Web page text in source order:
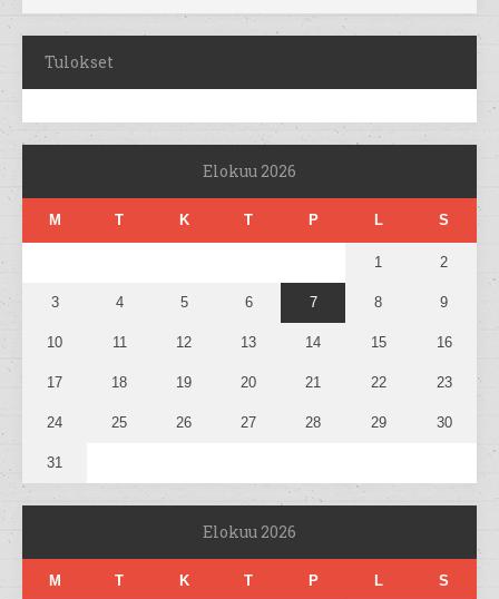
Tulokset
Elokuu 2026
M T K T P L S
1 2
3 4 5 6 7 8 9
10 11 12 13 14 15 16
17 18 19 20 21 22 23
24 25 26 27 28 29 30
31
Elokuu 2026
M T K T P L S